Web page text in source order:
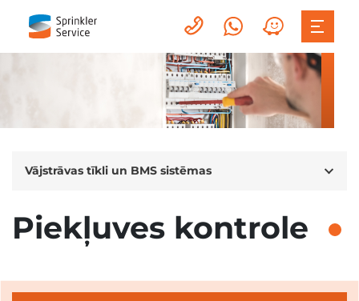
Vājstrāvas tīkli un BMS sistēmas
Piekļuves kontrole